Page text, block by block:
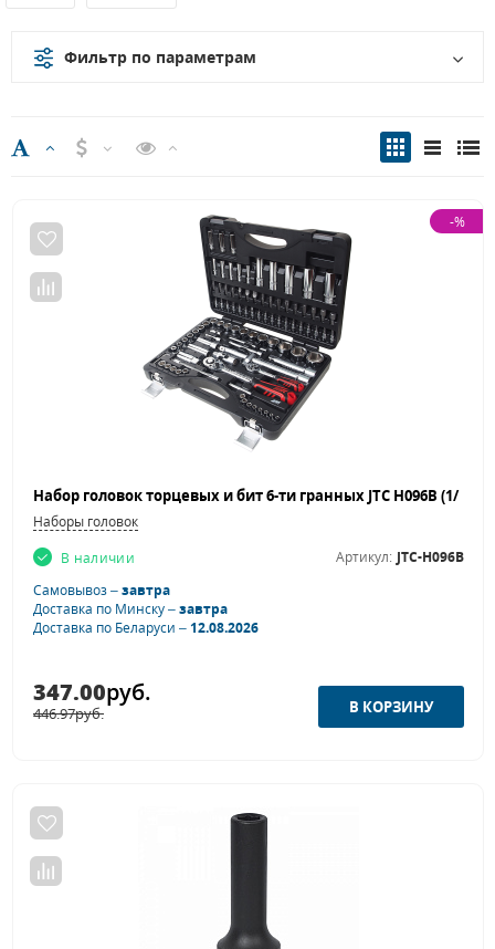
Фильтр по параметрам
-%
Наборы головок
В наличии
Артикул: JTC-H096B
Самовывоз –завтра
Доставка по Минску –завтра
Доставка по Беларуси –12.08.2026
347.00руб.
446.97руб.